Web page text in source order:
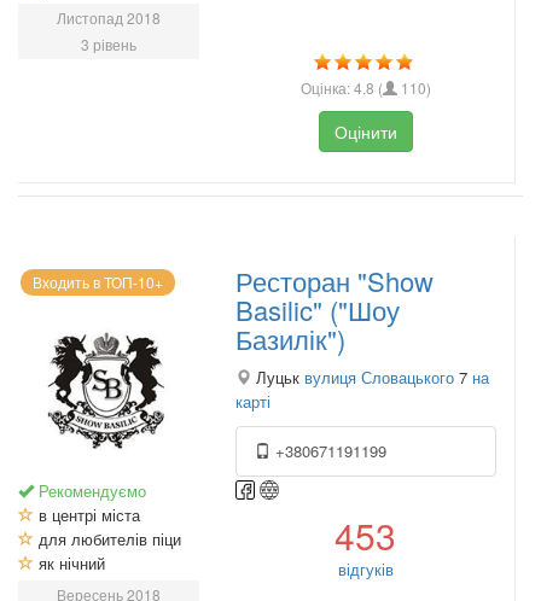
Листопад 2018
3 рівень
Оцінка:4.8 ( 110)
Оцінити
Входить в ТОП-10+
Рекомендуємо
в центрі міста
для любителів піци
як нічний
Вересень 2018
Ресторан "Show
Basilic" ("Шоу
Базилік")
Луцьк вулиця Словацького 7 на
карті
+380671191199
453
відгуків